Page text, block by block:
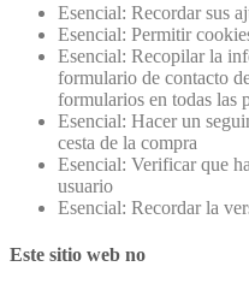
Esencial: Recordar sus
Esencial: Permitir
Esencial: Recopilar la
formulario de contacto
formularios en todas las
Esencial: Hacer un
cesta de la compra
Esencial: Verificar que
usuario
Esencial: Recordar la
Este sitio web no